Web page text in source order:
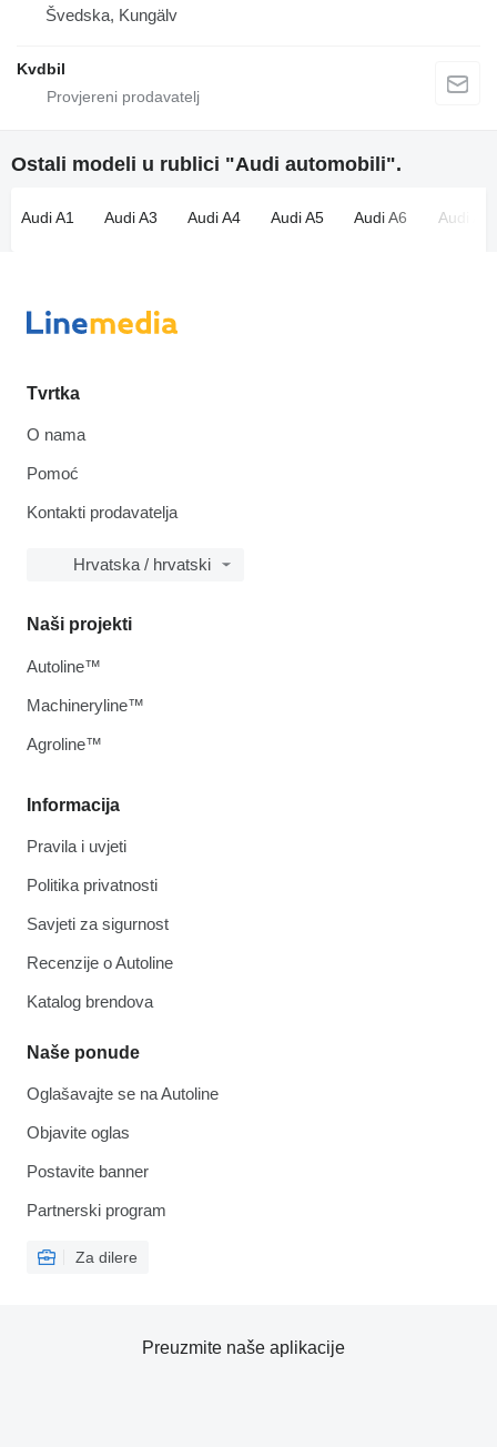
Švedska, Kungälv
Kvdbil
Ostali modeli u rublici "Audi automobili".
Audi A1 Audi A3 Audi A4 Audi A5 Audi A6 Audi A7
Tvrtka
O nama
Pomoć
Kontakti prodavatelja
Hrvatska / hrvatski
Informacija
Pravila i uvjeti
Politika privatnosti
Savjeti za sigurnost
Recenzije o Autoline
Katalog brendova
Naše ponude
Oglašavajte se na Autoline
Objavite oglas
Postavite banner
Partnerski program
Za dilere
Naši projekti
Autoline™
Machineryline™
Agroline™
Preuzmite naše aplikacije